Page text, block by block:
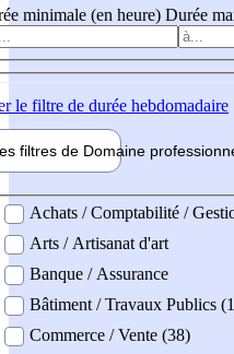
minimale (en heure) Durée
le filtre de durée hebdomadaire
filtres de Domaine pro
professionel
Achats / Comptabilité /
Arts / Artisanat d'art
Banque / Assurance
Bâtiment / Travaux Publics
Commerce / Vente (38)